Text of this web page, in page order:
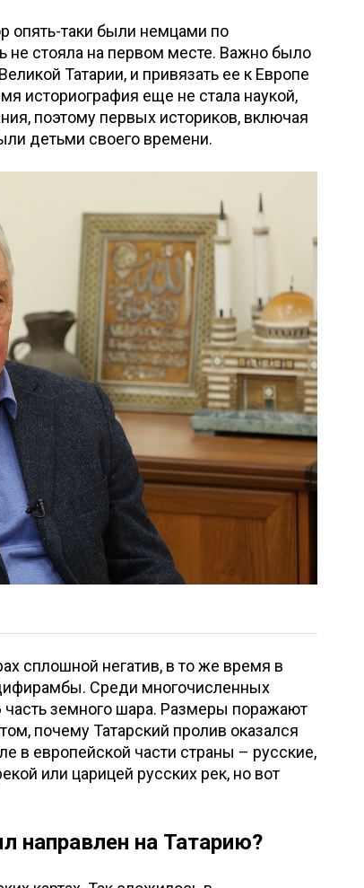
опять-таки были немцами по
стояла на первом месте. Важно было
Татарии, и привязать ее к Европе
историография еще не стала наукой,
поэтому первых историков, включая
детьми своего времени.
сплошной негатив, в то же время в
Среди многочисленных
часть земного шара. Размеры поражают
почему Татарский пролив оказался
в европейской части страны – русские,
или царицей русских рек, но вот
направлен на Татарию?